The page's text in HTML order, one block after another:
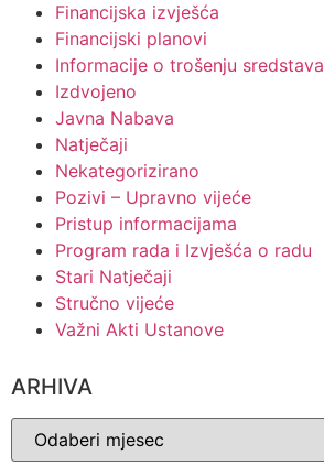
Financijska izvješća
Financijski planovi
Informacije o trošenju sredstava
Izdvojeno
Javna Nabava
Natječaji
Nekategorizirano
Pozivi – Upravno vijeće
Pristup informacijama
Program rada i Izvješća o radu
Stari Natječaji
Stručno vijeće
Važni Akti Ustanove
ARHIVA